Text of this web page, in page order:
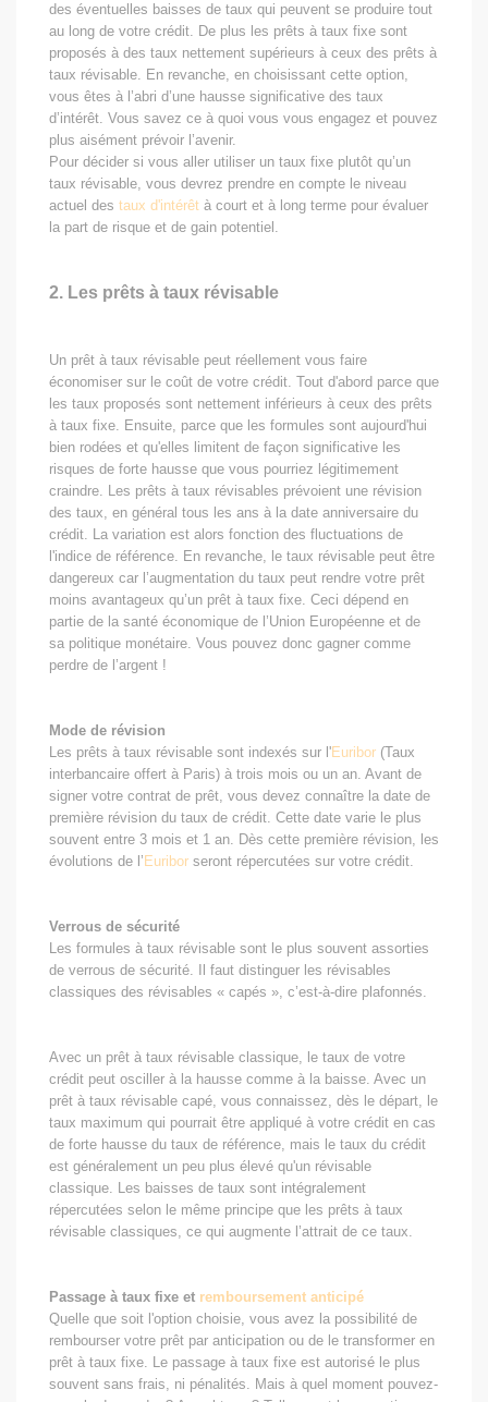
des éventuelles baisses de taux qui peuvent se produire tout
au long de votre crédit. De plus les prêts à taux fixe sont
proposés à des taux nettement supérieurs à ceux des prêts à
taux révisable. En revanche, en choisissant cette option,
vous êtes à l’abri d’une hausse significative des taux
d’intérêt. Vous savez ce à quoi vous vous engagez et pouvez
plus aisément prévoir l’avenir.
Pour décider si vous aller utiliser un taux fixe plutôt qu’un
taux révisable, vous devrez prendre en compte le niveau
actuel des taux d'intérêt à court et à long terme pour évaluer
la part de risque et de gain potentiel.
2. Les prêts à taux révisable
Un prêt à taux révisable peut réellement vous faire
économiser sur le coût de votre crédit. Tout d'abord parce que
les taux proposés sont nettement inférieurs à ceux des prêts
à taux fixe. Ensuite, parce que les formules sont aujourd'hui
bien rodées et qu'elles limitent de façon significative les
risques de forte hausse que vous pourriez légitimement
craindre. Les prêts à taux révisables prévoient une révision
des taux, en général tous les ans à la date anniversaire du
crédit. La variation est alors fonction des fluctuations de
l'indice de référence. En revanche, le taux révisable peut être
dangereux car l’augmentation du taux peut rendre votre prêt
moins avantageux qu’un prêt à taux fixe. Ceci dépend en
partie de la santé économique de l’Union Européenne et de
sa politique monétaire. Vous pouvez donc gagner comme
perdre de l’argent !
Mode de révision
Les prêts à taux révisable sont indexés sur l'Euribor (Taux
interbancaire offert à Paris) à trois mois ou un an. Avant de
signer votre contrat de prêt, vous devez connaître la date de
première révision du taux de crédit. Cette date varie le plus
souvent entre 3 mois et 1 an. Dès cette première révision, les
évolutions de l’ Euribor seront répercutées sur votre crédit.
Verrous de sécurité
Les formules à taux révisable sont le plus souvent assorties
de verrous de sécurité. Il faut distinguer les révisables
classiques des révisables « capés », c’est-à-dire plafonnés.
Avec un prêt à taux révisable classique, le taux de votre
crédit peut osciller à la hausse comme à la baisse. Avec un
prêt à taux révisable capé, vous connaissez, dès le départ, le
taux maximum qui pourrait être appliqué à votre crédit en cas
de forte hausse du taux de référence, mais le taux du crédit
est généralement un peu plus élevé qu'un révisable
classique. Les baisses de taux sont intégralement
répercutées selon le même principe que les prêts à taux
révisable classiques, ce qui augmente l’attrait de ce taux.
Passage à taux fixe et remboursement anticipé
Quelle que soit l'option choisie, vous avez la possibilité de
rembourser votre prêt par anticipation ou de le transformer en
prêt à taux fixe. Le passage à taux fixe est autorisé le plus
souvent sans frais, ni pénalités. Mais à quel moment pouvez-